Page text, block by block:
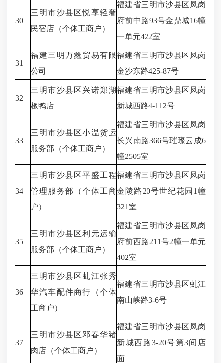
30
三明市沙县区悦享轻奢
民宿店（个体工商户）
福建省三明市沙县区凤岗
府前中路93号金鼎城16幢
一单元422室
31
福建三明万鑫贸易有限
公司
福建省三明市沙县区凤岗
金沙东路425-87号
32
三明市沙县区兴诺郑湖
板鸭店
福建省三明市沙县区凤岗
新城西路4-112号
33
三明市沙县区小温货运
服务部（个体工商户）
福建省三明市沙县区凤岗
长兴南路366号璀璨云成6
幢2505室
34
三明市沙县区平盛工程
管理服务部（个体工商
户）
福建省三明市沙县区凤岗
金陵路20号世纪花园1幢
321室
35
三明市沙县区利元运输
服务部（个体工商户）
福建省三明市沙县区凤岗
府前西路211号2幢一单元
402室
36
三明市沙县区虬江张秀
华汽车配件商行（个体
工商户）
福建省三明市沙县区虬江
南山峡路3-6号
37
三明市沙县区邓春华猪
肉店（个体工商户）
福建省三明市沙县区凤岗
新城西路3-20号第3间店
面